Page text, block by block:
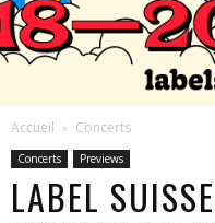
Accueil Concerts
Concerts Previews
LABEL